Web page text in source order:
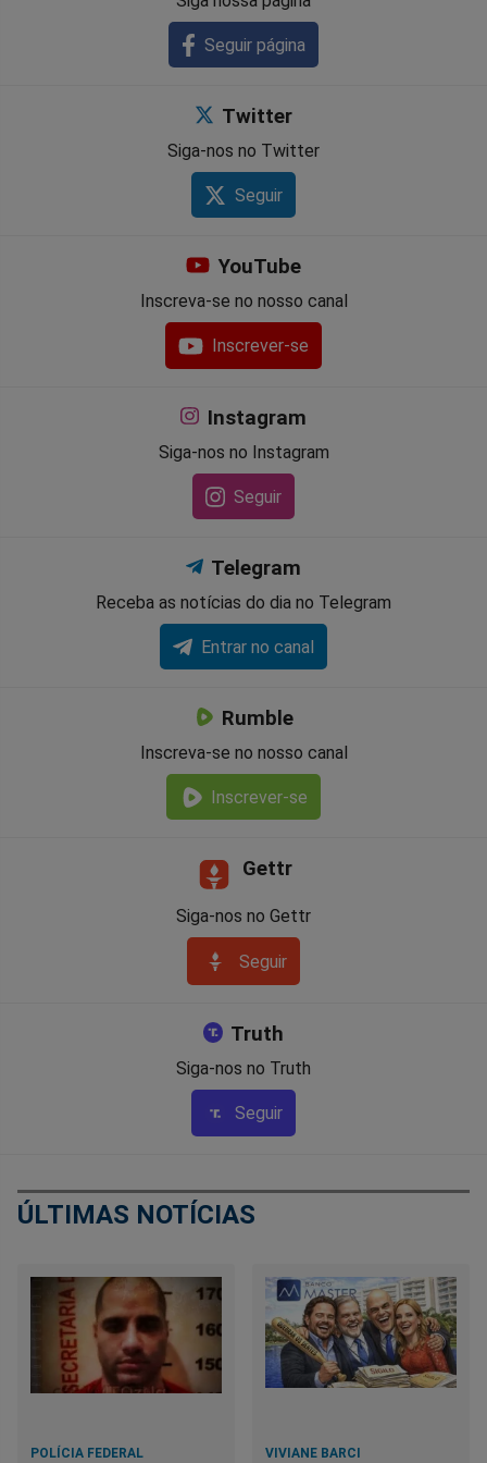
Seguir página
Twitter
Siga-nos no Twitter
Seguir
YouTube
Inscreva-se no nosso canal
Inscrever-se
Instagram
Siga-nos no Instagram
Seguir
Telegram
Receba as notícias do dia no Telegram
Entrar no canal
Rumble
Inscreva-se no nosso canal
Inscrever-se
Gettr
Siga-nos no Gettr
Seguir
Truth
Siga-nos no Truth
Seguir
ÚLTIMAS NOTÍCIAS
POLÍCIA FEDERAL VIVIANE BARCI